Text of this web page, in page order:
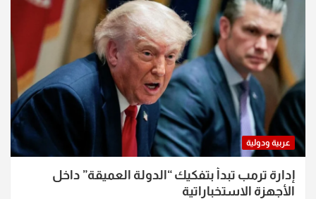
عربية ودولية
إدارة ترمب تبدأ بتفكيك “الدولة العميقة” داخل
الأجهزة الاستخباراتية